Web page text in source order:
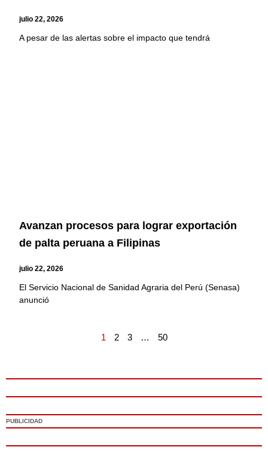
julio 22, 2026
A pesar de las alertas sobre el impacto que tendrá
Avanzan procesos para lograr exportación
de palta peruana a Filipinas
julio 22, 2026
El Servicio Nacional de Sanidad Agraria del Perú (Senasa)
anunció
1 2 3 … 50
PUBLICIDAD